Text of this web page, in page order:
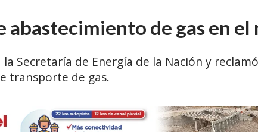
abastecimiento de gas en
Secretaría de Energía de la Nación y
transporte de gas.